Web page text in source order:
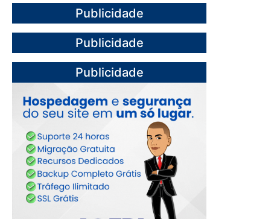
Publicidade
Publicidade
Publicidade